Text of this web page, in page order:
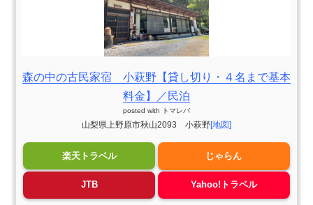
森の中の古民家宿 小萩野【貸し切り・４名まで基本
料金】／民泊
posted with トマレバ
山梨県上野原市秋山2093 小萩野[地図]
楽天トラベル じゃらん
JTB Yahoo!トラベル